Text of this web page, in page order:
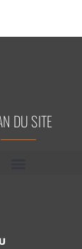
DU SITE